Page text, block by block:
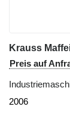
Krauss
Preis auf
2006